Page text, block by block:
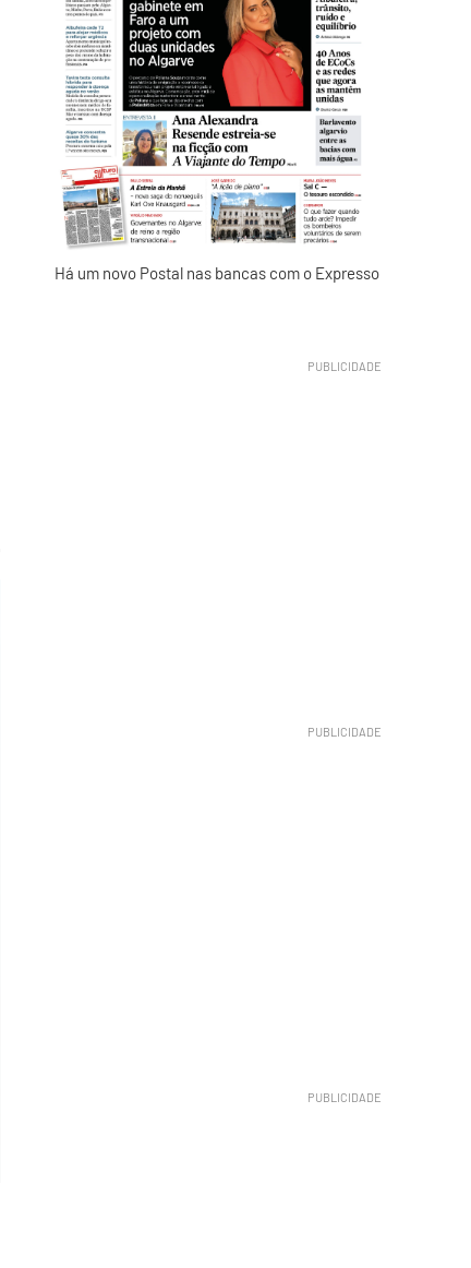
Há um novo Postal nas bancas com o Expresso